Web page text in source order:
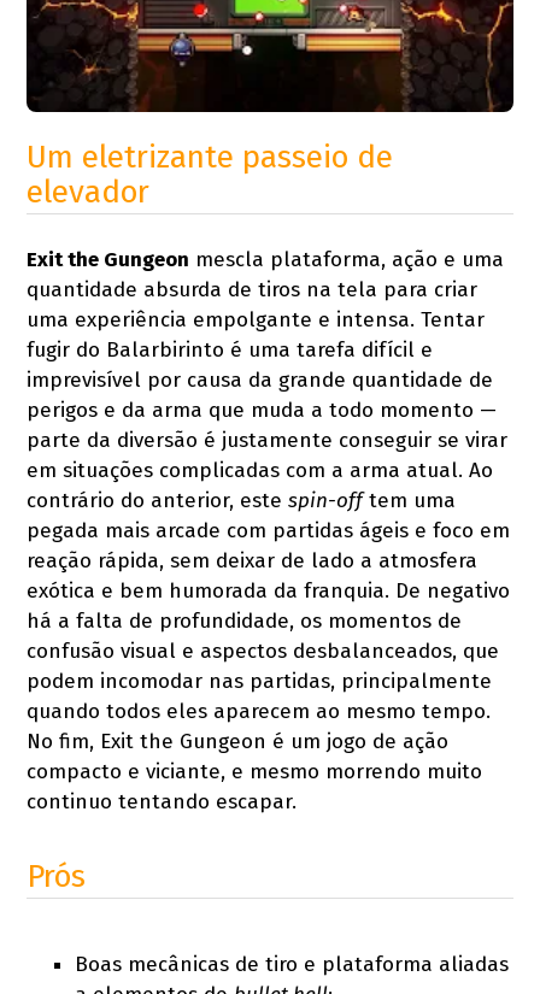
Um eletrizante passeio de
elevador
Exit the Gungeon mescla plataforma, ação e uma
quantidade absurda de tiros na tela para criar
uma experiência empolgante e intensa. Tentar
fugir do Balarbirinto é uma tarefa difícil e
imprevisível por causa da grande quantidade de
perigos e da arma que muda a todo momento —
parte da diversão é justamente conseguir se virar
em situações complicadas com a arma atual. Ao
contrário do anterior, estespin-offtem uma
pegada mais arcade com partidas ágeis e foco em
reação rápida, sem deixar de lado a atmosfera
exótica e bem humorada da franquia. De negativo
há a falta de profundidade, os momentos de
confusão visual e aspectos desbalanceados, que
podem incomodar nas partidas, principalmente
quando todos eles aparecem ao mesmo tempo.
No fim, Exit the Gungeon é um jogo de ação
compacto e viciante, e mesmo morrendo muito
continuo tentando escapar.
Prós
Boas mecânicas de tiro e plataforma aliadas